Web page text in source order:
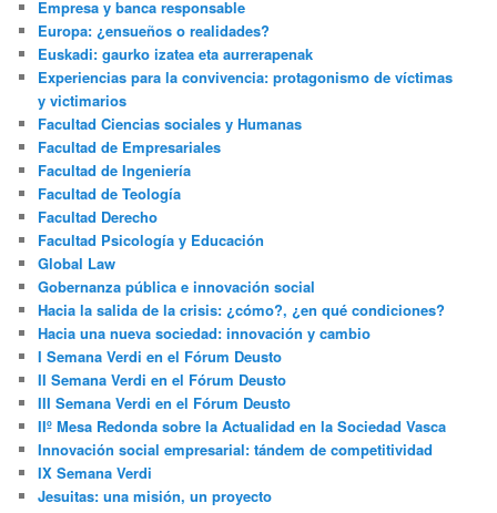
Empresa y banca responsable
Europa: ¿ensueños o realidades?
Euskadi: gaurko izatea eta aurrerapenak
Experiencias para la convivencia: protagonismo de víctimas
y victimarios
Facultad Ciencias sociales y Humanas
Facultad de Empresariales
Facultad de Ingeniería
Facultad de Teología
Facultad Derecho
Facultad Psicología y Educación
Global Law
Gobernanza pública e innovación social
Hacia la salida de la crisis: ¿cómo?, ¿en qué condiciones?
Hacia una nueva sociedad: innovación y cambio
I Semana Verdi en el Fórum Deusto
II Semana Verdi en el Fórum Deusto
III Semana Verdi en el Fórum Deusto
IIº Mesa Redonda sobre la Actualidad en la Sociedad Vasca
Innovación social empresarial: tándem de competitividad
IX Semana Verdi
Jesuitas: una misión, un proyecto